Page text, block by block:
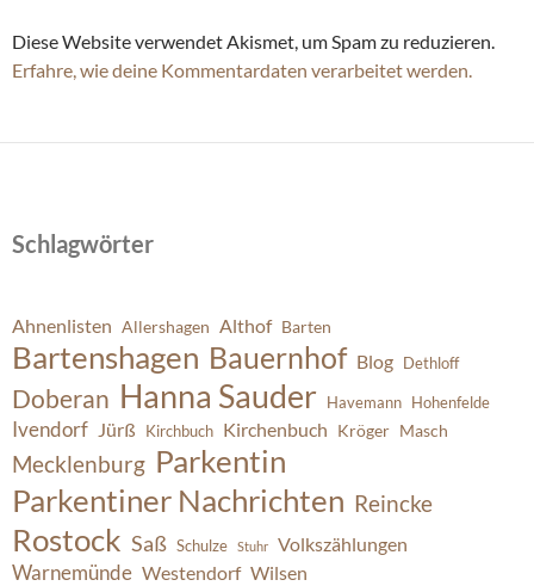
Diese Website verwendet Akismet, um Spam zu reduzieren.
Erfahre, wie deine Kommentardaten verarbeitet werden.
Schlagwörter
Ahnenlisten Allershagen Althof Barten
Bartenshagen Bauernhof Blog Dethloff
Doberan Hanna Sauder Havemann Hohenfelde
Ivendorf Jürß Kirchbuch Kirchenbuch Kröger Masch
Mecklenburg Parkentin
Parkentiner Nachrichten Reincke
Rostock Saß Schulze Stuhr Volkszählungen
Warnemünde Westendorf Wilsen